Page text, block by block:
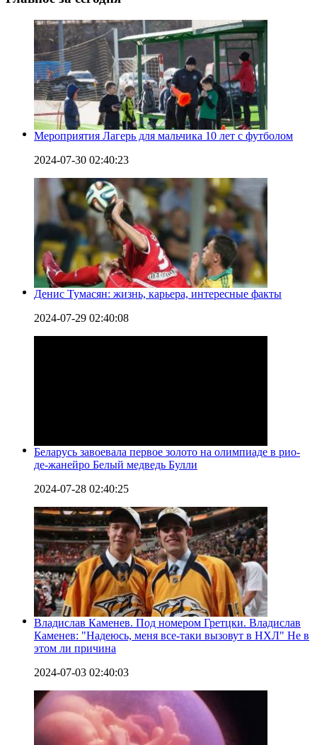
Мероприятия Лагерь для мальчика 10 лет с футболом
2024-07-30 02:40:23
Денис Тумасян: жизнь, карьера, интересные факты
2024-07-29 02:40:08
Беларусь завоевала первое золото на олимпиаде в рио-
де-жанейро Белый медведь Булли
2024-07-28 02:40:25
Владислав Каменев. Под номером Гретцки. Владислав
Каменев: "Надеюсь, меня все-таки вызовут в НХЛ" Не в
этом ли причина
2024-07-03 02:40:03